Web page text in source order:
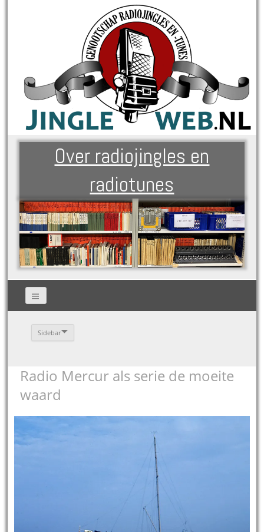
Over radiojingles en
radiotunes
Sidebar
Radio Mercur als serie de moeite
waard